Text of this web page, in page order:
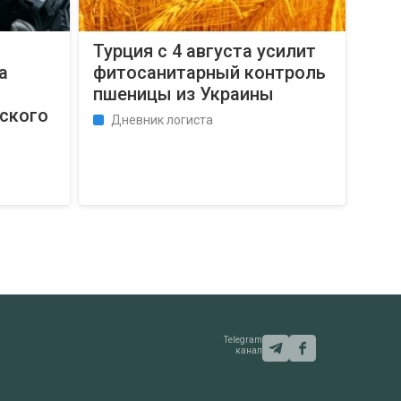
Турция с 4 августа усилит
фитосанитарный контроль
пшеницы из Украины
Дневник логиста
Telegram
канал